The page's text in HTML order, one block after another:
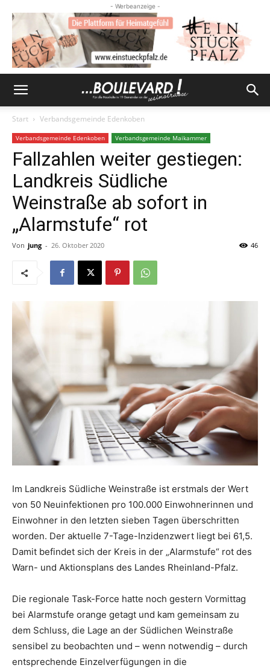
- Werbeanzeige -
Start Verbandsgemeinde Edenkoben
Verbandsgemeinde Edenkoben Verbandsgemeinde Maikammer
Fallzahlen weiter gestiegen:
Landkreis Südliche
Weinstraße ab sofort in
„Alarmstufe“ rot
Von jung - 26. Oktober 2020 46
Im Landkreis Südliche Weinstraße ist erstmals der Wert
von 50 Neuinfektionen pro 100.000 Einwohnerinnen und
Einwohner in den letzten sieben Tagen überschritten
worden. Der aktuelle 7-Tage-Inzidenzwert liegt bei 61,5.
Damit befindet sich der Kreis in der „Alarmstufe“ rot des
Warn- und Aktionsplans des Landes Rheinland-Pfalz.
Die regionale Task-Force hatte noch gestern Vormittag
bei Alarmstufe orange getagt und kam gemeinsam zu
dem Schluss, die Lage an der Südlichen Weinstraße
sensibel zu beobachten und – wenn notwendig – durch
entsprechende Einzelverfügungen in die